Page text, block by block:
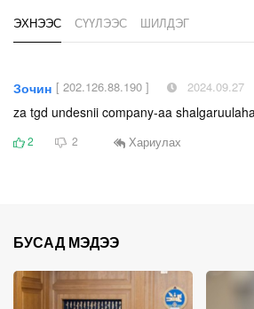
ЭХНЭЭС СҮҮЛЭЭС ШИЛДЭГ
Зочин [ 202.126.88.190 ] 2024.09.27
za tgd undesnii company-aa
2 2 Хариулах
БУСАД МЭДЭЭ